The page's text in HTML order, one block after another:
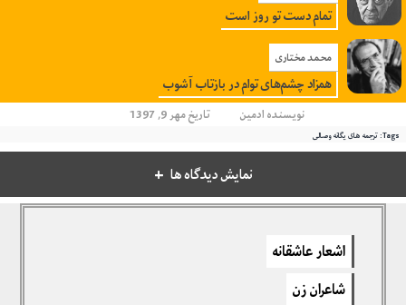
تمام دست تو روز است
محمد مختاری
همزاد چشم‌های توام در باز‌تاب آشوب
نویسندهادمین تاریخ مهر 9, 1397
Tags: ترجمه های یگانه وصالی
نمایش دیدگاه ها
دیدگاهتان را بنویسید
برای نوشتن دیدگاه باید
اشعار عاشقانه
شاعران زن